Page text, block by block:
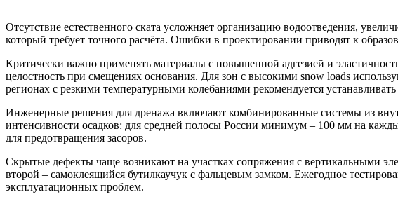
Отсутствие естественного ската усложняет организацию водоотведения,
который требует точного расчёта. Ошибки в проектировании приводят к
Критически важно применять материалы с повышенной адгезией и
целостность при смещениях основания. Для зон с высокими snow loads
регионах с резкими температурными колебаниями рекомендуется
Инженерные решения для дренажа включают комбинированные системы из
интенсивности осадков: для средней полосы России минимум – 100 мм на
для предотвращения засоров.
Скрытые дефекты чаще возникают на участках сопряжения с вертикальными
второй – самоклеящийся бутилкаучук с фальцевым замком. Ежегодное
эксплуатационных проблем.